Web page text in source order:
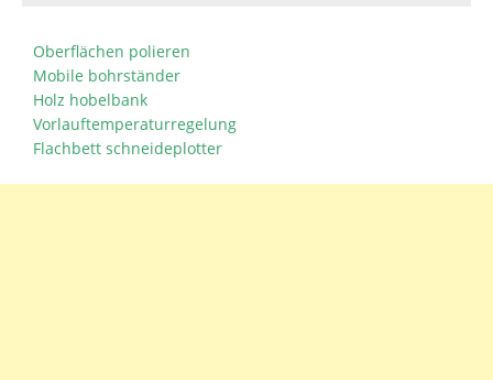
Oberflächen polieren
Mobile bohrständer
Holz hobelbank
Vorlauftemperaturregelung
Flachbett schneideplotter